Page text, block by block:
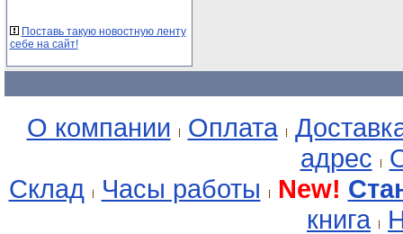
Поставь такую новостную ленту
себе на сайт!
О компании Оплата
адрес
Склад
Часы работы New!
книга